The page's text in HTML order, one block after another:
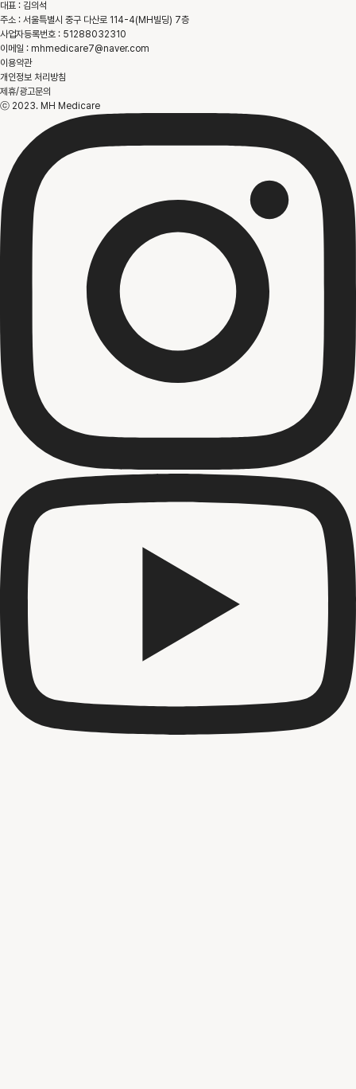
대표 : 김의석
주소 : 서울특별시 중구 다산로 114-4(MH빌딩) 7층
사업자등록번호 : 51288032310
이메일 : mhmedicare7@naver.com
이용약관
개인정보 처리방침
제휴/광고문의
ⓒ 2023. MH Medicare